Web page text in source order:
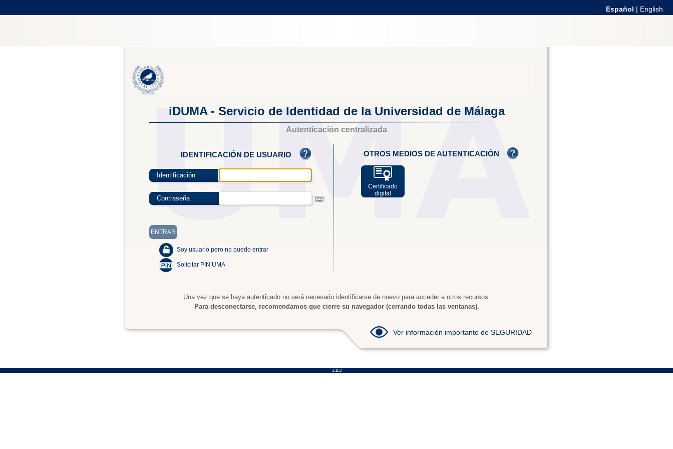
Español | English
iDUMA - Servicio de Identidad de la Universidad de Málaga
Autenticación centralizada
IDENTIFICACIÓN DE USUARIO
Identificación
Contraseña
Soy usuario pero no puedo entrar
Solicitar PIN UMA
OTROS MEDIOS DE AUTENTICACIÓN
Certificado
digital
Una vez que se haya autenticado no será necesario identificarse de nuevo para acceder a otros recursos.
Para desconectarse, recomendamos que cierre su navegador (cerrando todas las ventanas).
Ver información importante de SEGURIDAD
1.11.2